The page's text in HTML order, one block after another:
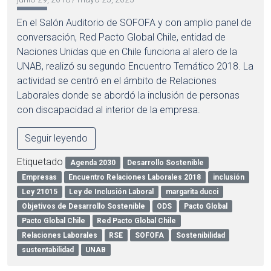
En el Salón Auditorio de SOFOFA y con amplio panel de
conversación, Red Pacto Global Chile, entidad de
Naciones Unidas que en Chile funciona al alero de la
UNAB, realizó su segundo Encuentro Temático 2018. La
actividad se centró en el ámbito de Relaciones
Laborales donde se abordó la inclusión de personas
con discapacidad al interior de la empresa.
Seguir leyendo
Etiquetado Agenda 2030
Desarrollo Sostenible
Empresas
Encuentro Relaciones Laborales 2018
inclusión
Ley 21015
Ley de Inclusión Laboral
margarita ducci
Objetivos de Desarrollo Sostenible
ODS
Pacto Global
Pacto Global Chile
Red Pacto Global Chile
Relaciones Laborales
RSE SOFOFA
Sostenibilidad
sustentabilidad
UNAB